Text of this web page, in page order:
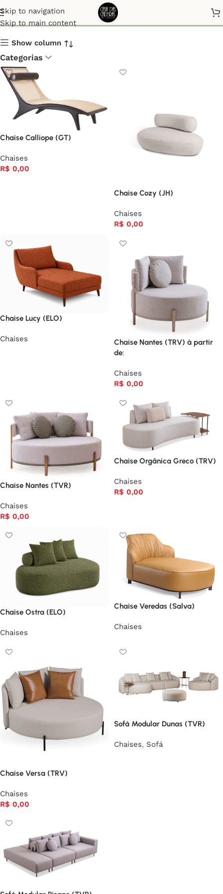
Skip to navigation
Skip to main content
Chaises
Show column
Categorias
Chaise Calliope (GT)
Chaises
R$ 0,00
Chaise Cozy (JH)
Chaises
R$ 0,00
Chaise Lucy (ELO)
Chaises
Chaise Nantes (TRV) à partir
de:
Chaises
R$ 0,00
Chaise Nantes (TVR)
Chaises
R$ 0,00
Chaise Orgânica Greco (TRV)
Chaises
R$ 0,00
Chaise Ostra (ELO)
Chaises
Chaise Veredas (Salva)
Chaises
Chaise Versa (TRV)
Chaises
R$ 0,00
Sofá Modular Dunas (TVR)
Chaises, Sofá